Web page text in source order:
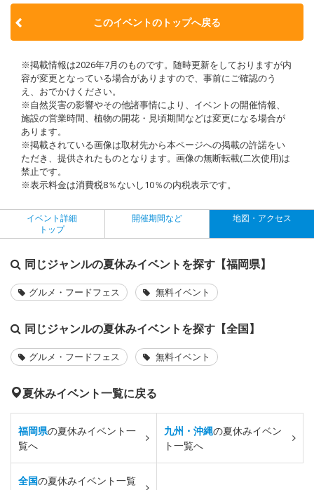
このイベントのトップへ戻る
※掲載情報は2026年7月のものです。随時更新をしておりますが内
容が変更となっている場合がありますので、事前にご確認のう
え、おでかけください。
※自然災害の影響やその他諸事情により、イベントの開催情報、
施設の営業時間、植物の開花・見頃期間などは変更になる場合が
あります。
※掲載されている画像は取材先から本ページへの掲載の許諾をい
ただき、提供されたものとなります。画像の無断転載(二次使用)は
禁止です。
※表示料金は消費税8％ないし10％の内税表示です。
イベント詳細
トップ
開催期間など 地図・アクセス
同じジャンルの夏休みイベントを探す【福岡県】
グルメ・フードフェス 無料イベント
同じジャンルの夏休みイベントを探す【全国】
グルメ・フードフェス 無料イベント
夏休みイベント一覧に戻る
福岡県の夏休みイベント一
覧へ
九州・沖縄の夏休みイベン
ト一覧へ
全国の夏休みイベント一覧